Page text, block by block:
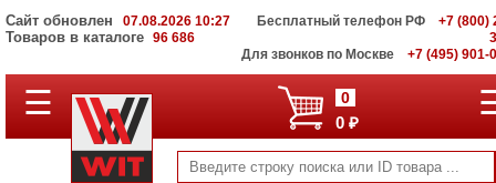
Сайт обновлен 07.08.2026 10:27
Товаров в каталоге 96 686
Бесплатный телефон РФ
+7 (800)
Для звонков по Москве
+7 (495) 901-
Семинары
и
выставки
Публикации
☰ 0
0 ₽